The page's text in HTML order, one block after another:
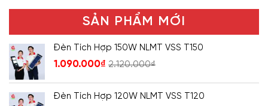
SẢN PHẨM MỚI
Đèn Tích Hợp 150W NLMT VSS T150
1.090.000₫ 2.120.000₫
Đèn Tích Hợp 120W NLMT VSS T120